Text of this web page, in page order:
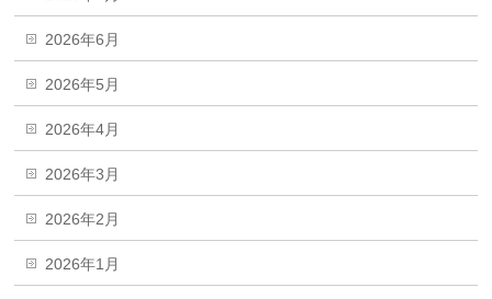
2026年6月
2026年5月
2026年4月
2026年3月
2026年2月
2026年1月